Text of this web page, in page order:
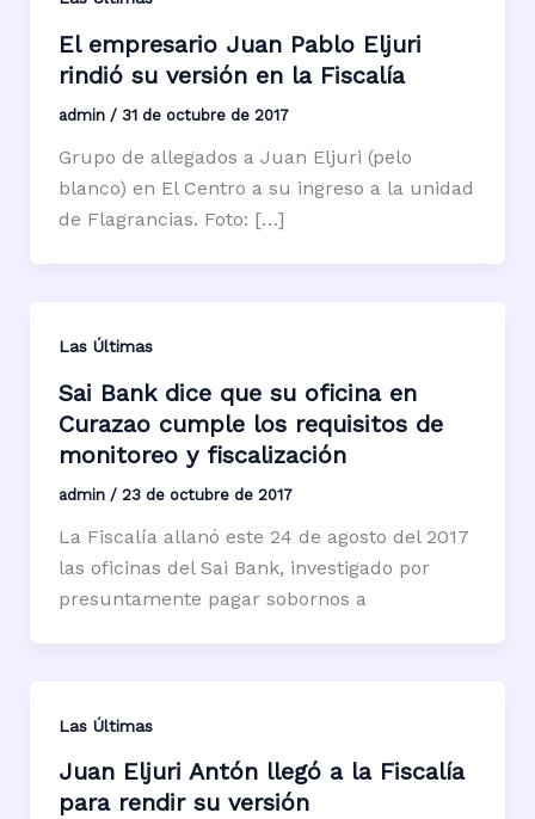
El empresario Juan Pablo Eljuri
rindió su versión en la Fiscalía
admin / 31 de octubre de 2017
Grupo de allegados a Juan Eljuri (pelo
blanco) en El Centro a su ingreso a la unidad
de Flagrancias. Foto: […]
Las Últimas
Sai Bank dice que su oficina en
Curazao cumple los requisitos de
monitoreo y fiscalización
admin / 23 de octubre de 2017
La Fiscalía allanó este 24 de agosto del 2017
las oficinas del Sai Bank, investigado por
presuntamente pagar sobornos a
Las Últimas
Juan Eljuri Antón llegó a la Fiscalía
para rendir su versión